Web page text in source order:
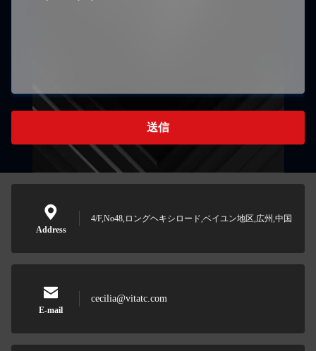
送信
Address
4/F,No48,ロングヘキシロード,ベイユン地区,広州,中国
E-mail
cecilia@vitatc.com